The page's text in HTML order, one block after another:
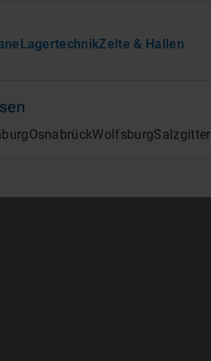
LagertechnikZelte & Hallen
OsnabrückWolfsburgSalzgitter